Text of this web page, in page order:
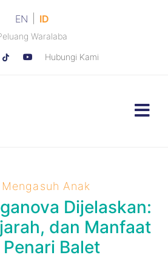
EN ID
Waralaba
Hubungi Kami
Anak
Dijelaskan:
dan Manfaat
Balet